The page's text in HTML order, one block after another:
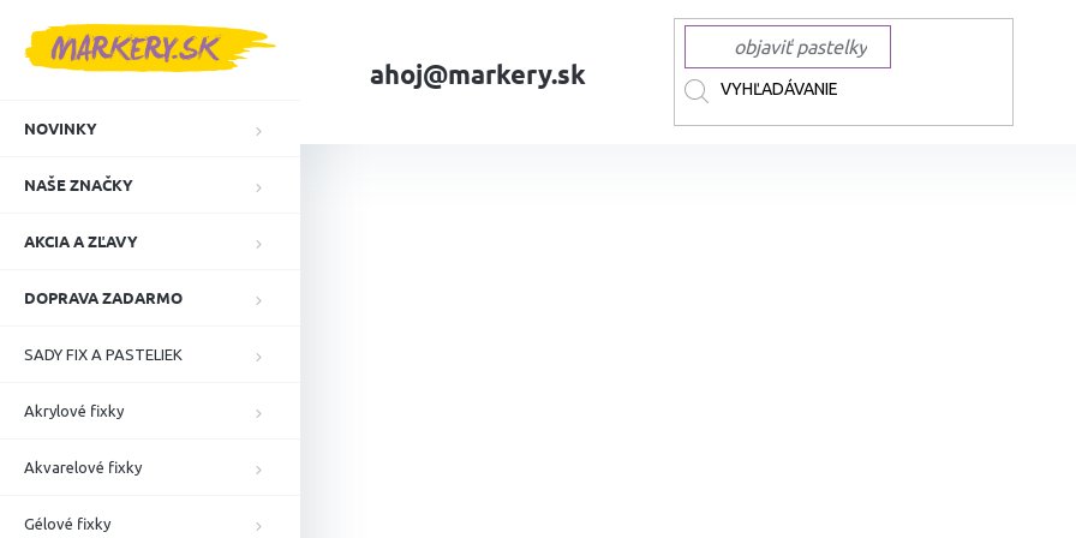
ahoj@markery.sk
NOVINKY
NAŠE ZNAČKY
AKCIA A ZĽAVY
DOPRAVA ZADARMO
SADY FIX A PASTELIEK
Akrylové fixky
Akvarelové fixky
Gélové fixky